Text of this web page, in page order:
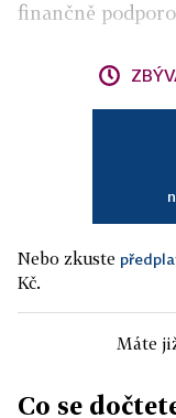
finančně
Nebo zkuste
Kč.
Máte
Co se